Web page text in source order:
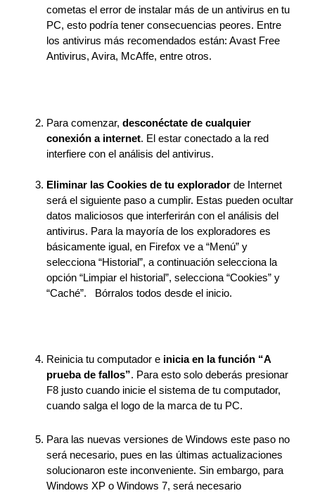
cometas el error de instalar más de un antivirus en tu
PC, esto podría tener consecuencias peores. Entre
los antivirus más recomendados están: Avast Free
Antivirus, Avira, McAffe, entre otros.
Para comenzar, desconéctate de cualquier
conexión a internet. El estar conectado a la red
interfiere con el análisis del antivirus.
Eliminar las Cookies de tu explorador de Internet
será el siguiente paso a cumplir. Estas pueden ocultar
datos maliciosos que interferirán con el análisis del
antivirus. Para la mayoría de los exploradores es
básicamente igual, en Firefox ve a “Menú” y
selecciona “Historial”, a continuación selecciona la
opción “Limpiar el historial”, selecciona “Cookies” y
“Caché”.   Bórralos todos desde el inicio.
Reinicia tu computador e inicia en la función “A
prueba de fallos”. Para esto solo deberás presionar
F8 justo cuando inicie el sistema de tu computador,
cuando salga el logo de la marca de tu PC.
Para las nuevas versiones de Windows este paso no
será necesario, pues en las últimas actualizaciones
solucionaron este inconveniente. Sin embargo, para